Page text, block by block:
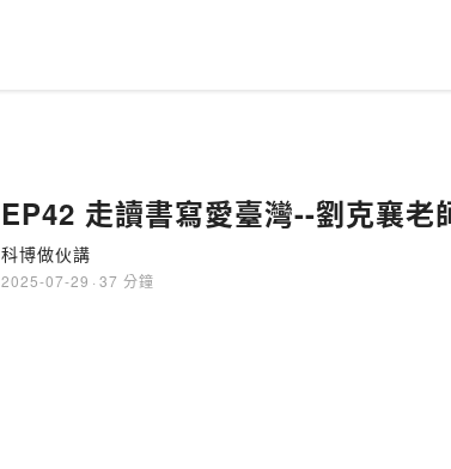
EP42 走讀書寫愛臺灣--劉克襄老
科博做伙講
2025-07-29 · 37 分鐘